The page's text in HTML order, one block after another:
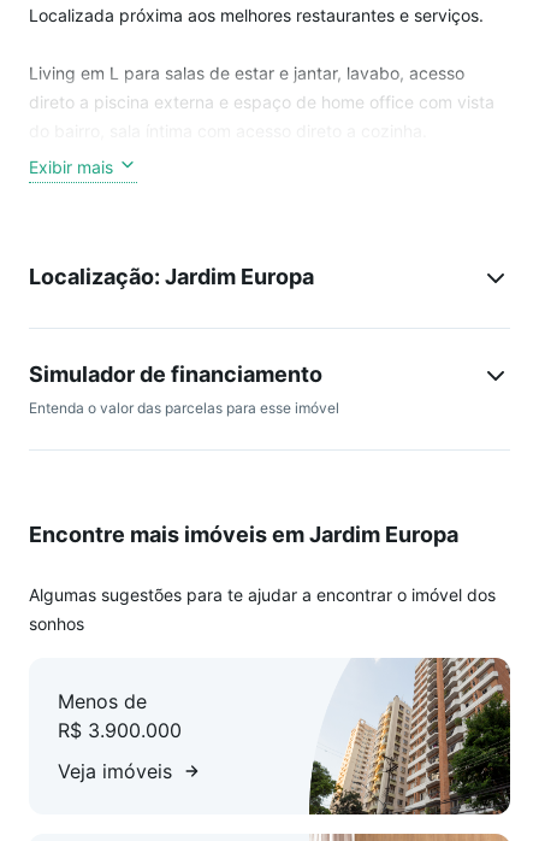
Localizada próxima aos melhores restaurantes e serviços.
Living em L para salas de estar e jantar, lavabo, acesso
direto a piscina externa e espaço de home office com vista
Hall íntimo com roupeiro leva a duas suítes, a master com
Cozinha com armários planejados, dependência de
Exibir mais
Localização: Jardim Europa
Simulador de financiamento
Entenda o valor das parcelas para esse imóvel
Encontre mais imóveis em Jardim Europa
Algumas sugestões para te ajudar a encontrar o imóvel dos
sonhos
Menos de
R$ 3.900.000
Veja imóveis